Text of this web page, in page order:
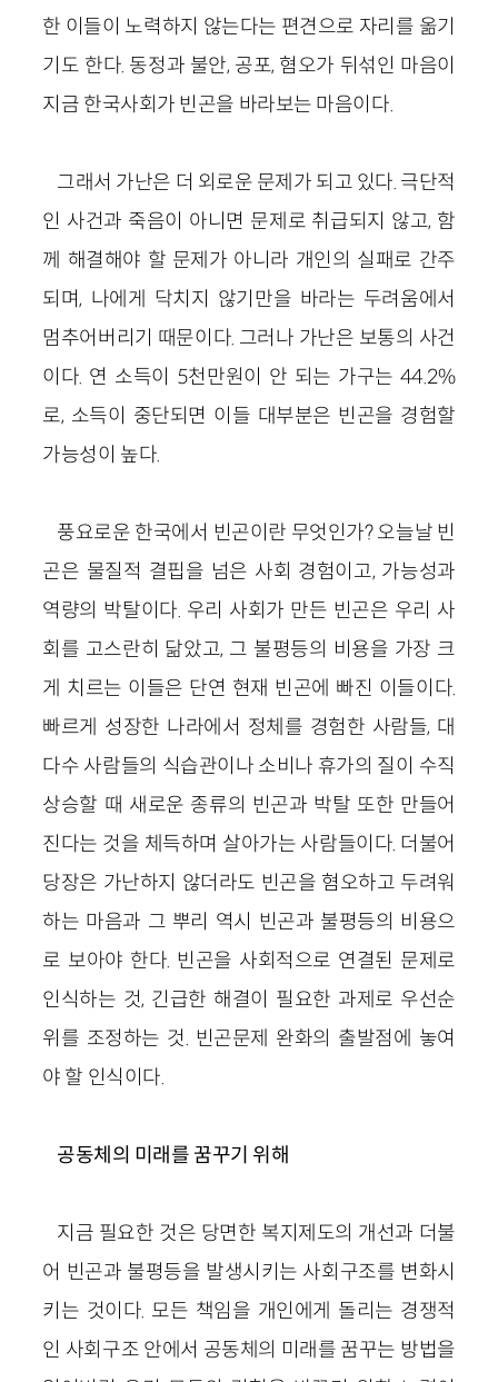
한 이들이 노력하지 않는다는 편견으로 자리를 옮기
기도 한다. 동정과 불안, 공포, 혐오가 뒤섞인 마음이
지금 한국사회가 빈곤을 바라보는 마음이다.
그래서 가난은 더 외로운 문제가 되고 있다. 극단적
인 사건과 죽음이 아니면 문제로 취급되지 않고, 함
께 해결해야 할 문제가 아니라 개인의 실패로 간주
되며, 나에게 닥치지 않기만을 바라는 두려움에서
멈추어버리기 때문이다. 그러나 가난은 보통의 사건
이다. 연 소득이 5천만원이 안 되는 가구는 44.2%
로, 소득이 중단되면 이들 대부분은 빈곤을 경험할
가능성이 높다.
풍요로운 한국에서 빈곤이란 무엇인가? 오늘날 빈
곤은 물질적 결핍을 넘은 사회 경험이고, 가능성과
역량의 박탈이다. 우리 사회가 만든 빈곤은 우리 사
회를 고스란히 닮았고, 그 불평등의 비용을 가장 크
게 치르는 이들은 단연 현재 빈곤에 빠진 이들이다.
빠르게 성장한 나라에서 정체를 경험한 사람들, 대
다수 사람들의 식습관이나 소비나 휴가의 질이 수직
상승할 때 새로운 종류의 빈곤과 박탈 또한 만들어
진다는 것을 체득하며 살아가는 사람들이다. 더불어
당장은 가난하지 않더라도 빈곤을 혐오하고 두려워
하는 마음과 그 뿌리 역시 빈곤과 불평등의 비용으
로 보아야 한다. 빈곤을 사회적으로 연결된 문제로
인식하는 것, 긴급한 해결이 필요한 과제로 우선순
위를 조정하는 것. 빈곤문제 완화의 출발점에 놓여
야 할 인식이다.
공동체의 미래를 꿈꾸기 위해
지금 필요한 것은 당면한 복지제도의 개선과 더불
어 빈곤과 불평등을 발생시키는 사회구조를 변화시
키는 것이다. 모든 책임을 개인에게 돌리는 경쟁적
인 사회구조 안에서 공동체의 미래를 꿈꾸는 방법을